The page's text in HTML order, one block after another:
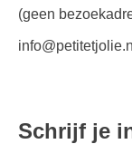
(geen
info@petitetjolie.nl
Schrijf je